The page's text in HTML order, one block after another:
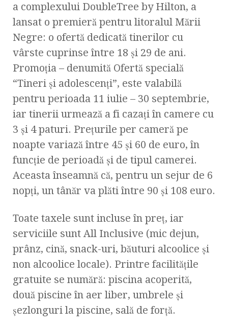
a complexului DoubleTree by Hilton, a
lansat o premieră pentru litoralul Mării
Negre: o ofertă dedicată tinerilor cu
vârste cuprinse între 18 şi 29 de ani.
Promoţia – denumită Ofertă specială
“Tineri şi adolescenţi”, este valabilă
pentru perioada 11 iulie – 30 septembrie,
iar tinerii urmează a fi cazaţi în camere cu
3 şi 4 paturi. Preţurile per cameră pe
noapte variază între 45 şi 60 de euro, în
funcţie de perioadă şi de tipul camerei.
Aceasta înseamnă că, pentru un sejur de 6
nopţi, un tânăr va plăti între 90 şi 108 euro.
Toate taxele sunt incluse în preţ, iar
serviciile sunt All Inclusive (mic dejun,
prânz, cină, snack-uri, băuturi alcoolice şi
non alcoolice locale). Printre facilităţile
gratuite se numără: piscina acoperită,
două piscine în aer liber, umbrele şi
şezlonguri la piscine, sală de forţă.